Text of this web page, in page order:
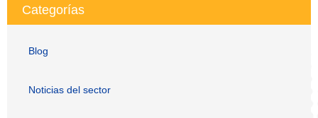
Categorías
Blog
Noticias del sector